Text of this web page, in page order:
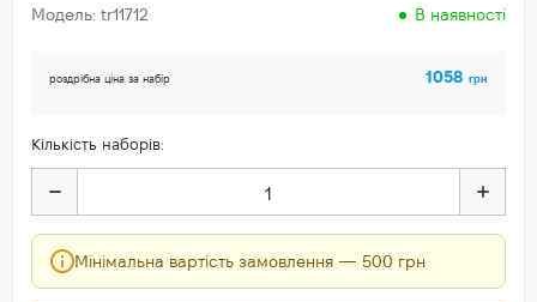
Модель: tr11712 В наявності
роздрібна ціна за набір 1058 грн
Кількість наборів:
Мінімальна вартість замовлення — 500 грн